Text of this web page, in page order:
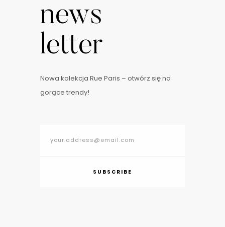
news
letter
Nowa kolekcja Rue Paris – otwórz się na
gorące trendy!
SUBSCRIBE